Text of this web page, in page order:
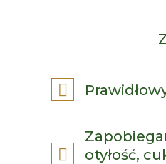
otyłość,